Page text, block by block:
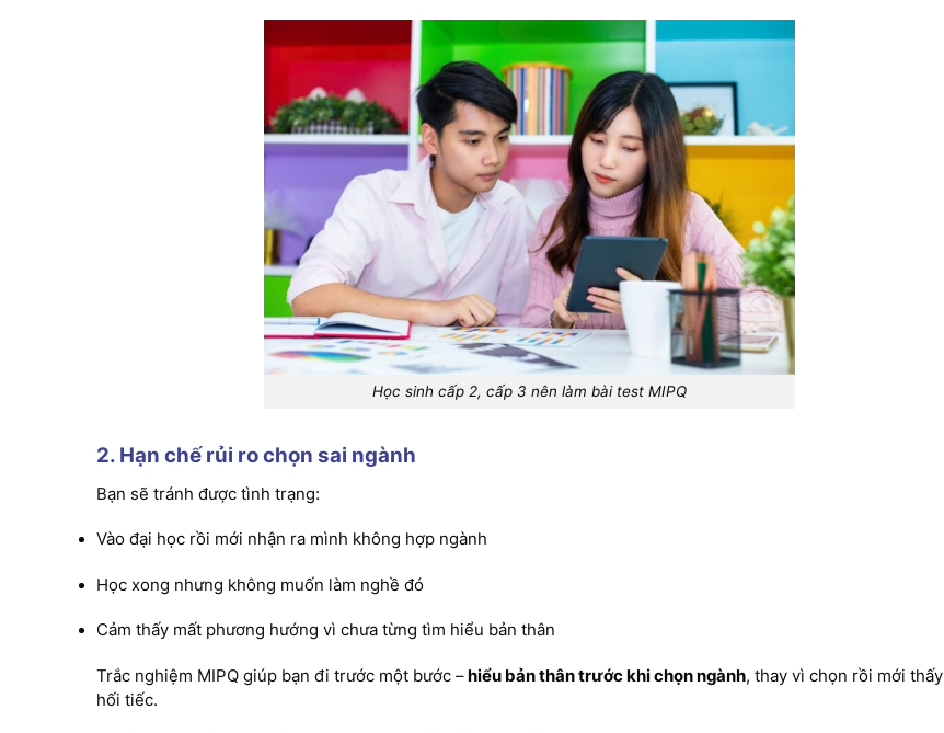
Học sinh cấp 2, cấp 3 nên làm bài test MIPQ
2. Hạn chế rủi ro chọn sai ngành
Bạn sẽ tránh được tình trạng:
Vào đại học rồi mới nhận ra mình không hợp ngành
Học xong nhưng không muốn làm nghề đó
Cảm thấy mất phương hướng vì chưa từng tìm hiểu bản thân
Trắc nghiệm MIPQ giúp bạn đi trước một bước –hiểu bản thân trước khi chọn ngành, thay vì chọn rồi mới thấy
hối tiếc.